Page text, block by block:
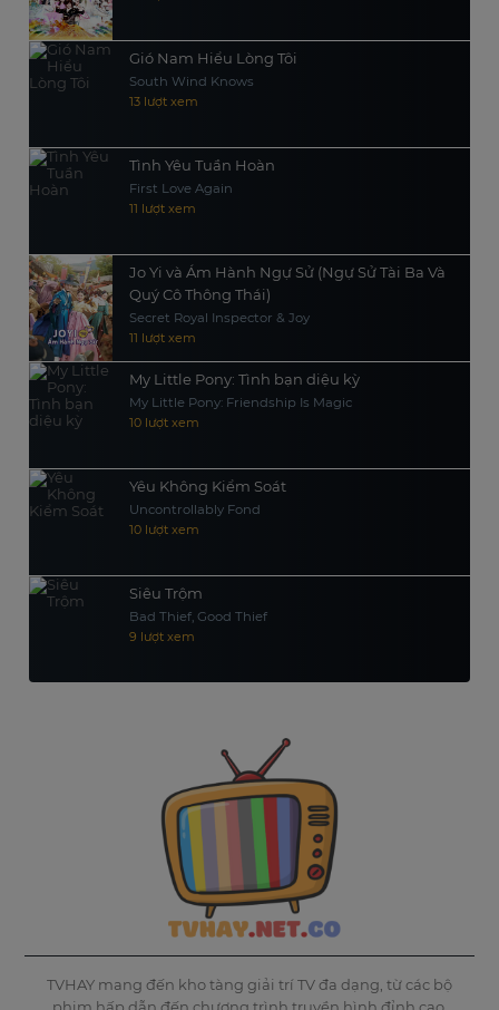
Gió Nam Hiểu Lòng Tôi
South Wind Knows
13 lượt xem
Tình Yêu Tuần Hoàn
First Love Again
11 lượt xem
Jo Yi và Ám Hành Ngự Sử (Ngự Sử Tài Ba Và
Quý Cô Thông Thái)
Secret Royal Inspector & Joy
11 lượt xem
My Little Pony: Tình bạn diệu kỳ
My Little Pony: Friendship Is Magic
10 lượt xem
Yêu Không Kiểm Soát
Uncontrollably Fond
10 lượt xem
Siêu Trộm
Bad Thief, Good Thief
9 lượt xem
TVHAY mang đến kho tàng giải trí TV đa dạng, từ các bộ